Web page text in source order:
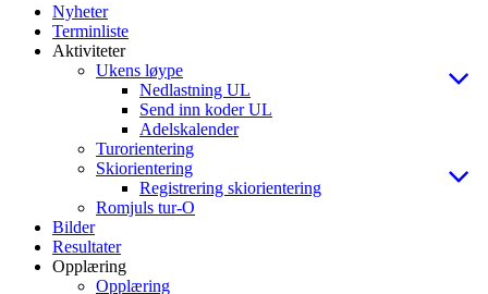
Nyheter
Terminliste
Aktiviteter
Ukens løype
Nedlastning UL
Send inn koder UL
Adelskalender
Turorientering
Skiorientering
Registrering skiorientering
Romjuls tur-O
Bilder
Resultater
Opplæring
Opplæring